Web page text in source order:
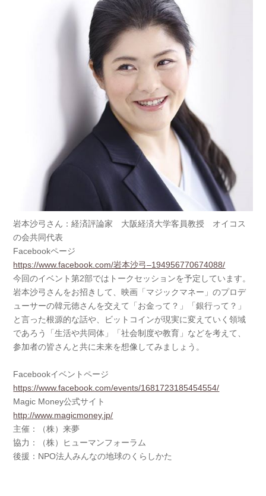
岩本沙弓さん：経済評論家 大阪経済大学客員教授 オイコス
の会共同代表
Facebookページ
https://www.facebook.com/岩本沙弓–194956770674088/
今回のイベント第2部ではトークセッションを予定しています。
岩本沙弓さんをお招きして、映画「マジックマネー」のプロデ
ューサーの韓元徳さんを交えて「お金って？」「銀行って？」
と言った根源的な話や、ビットコインが現実に変えていく領域
であろう「生活や共同体」「社会制度や教育」などを考えて、
参加者の皆さんと共に未来を想像してみましょう。
Facebookイベントページ
https://www.facebook.com/events/1681723185454554/
Magic Money公式サイト
http://www.magicmoney.jp/
主催：（株）来夢
協力：（株）ヒューマンフォーラム
後援：NPO法人みんなの地球のくらしかた